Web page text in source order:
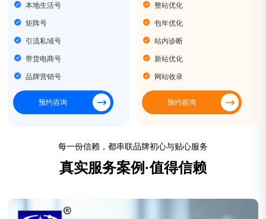
本地生活号
矩阵号
引流私域号
带货电商号
品牌营销号
预约咨询
整站优化
包年优化
站内诊断
新站优化
网站收录
预约咨询
每一份信赖，都串联品牌初心与贴心服务
真实服务案例·值得信赖